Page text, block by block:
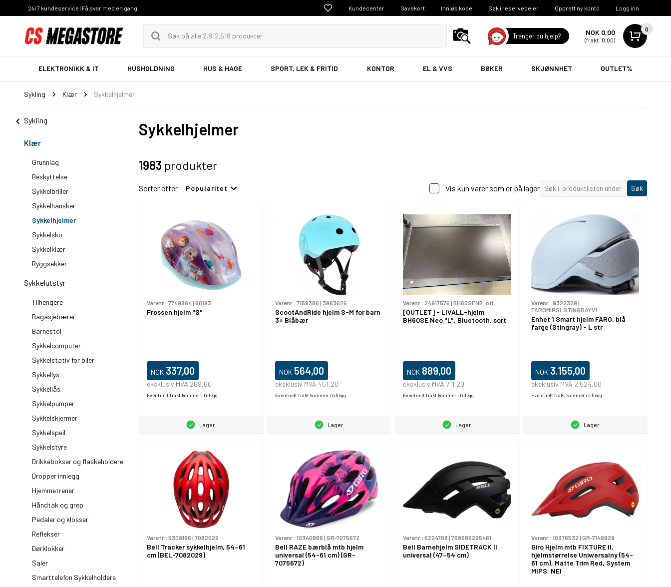
24/7 kundeservice | Få svar med en gang! Kundecenter Gavekort Innløs kode Søk i reservedeler Opprett ny konto Logg inn
Trenger du hjelp? NOK 0,00
(frakt: 0,00)
0
ELEKTRONIKK & IT HUSHOLDNING HUS & HAGE SPORT, LEK & FRITID KONTOR EL & VVS BØKER SKJØNNHET OUTLET%
Sykling Klær Sykkelhjelmer
Sykling
Klær
Grunnlag
Beskyttelse
Sykkelbriller
Sykkelhansker
Sykkelhjelmer
Sykkelsko
Sykkelklær
Ryggsekker
Sykkelutstyr
Tilhengere
Bagasjebærer
Barnestol
Sykkelcomputer
Sykkelstativ for biler
Sykkellys
Sykkellås
Sykkelpumper
Sykkelskjermer
Sykkelspeil
Sykkelstyre
Drikkebokser og flaskeholdere
Dropper innlegg
Hjemmetrener
Håndtak og grep
Pedaler og klosser
Reflekser
Dørklokker
Saler
Smarttelefon Sykkelholdere
Sykkelhjelmer
1983 produkter
Sorter etter Popularitet Vis kun varer som er på lager Søk
Varenr.: 7749864| 60193
Frossen hjelm "S"
NOK 337,00
eksklusiv MVA 269,60
Eventuelt frakt kommer i tillegg.
Lager
Varenr.: 7159386 | 3963626
ScootAndRide hjelm S-M for barn
3+ Blåbær
NOK 564,00
eksklusiv MVA 451,20
Eventuelt frakt kommer i tillegg.
Lager
Varenr.: 24917576 | BH60SENB_otl_
[OUTLET] - LIVALL-hjelm
BH60SE Neo "L", Bluetooth, sort
NOK 889,00
eksklusiv MVA 711,20
Eventuelt frakt kommer i tillegg.
Lager
Varenr.: 9322329 |
FAROMIPSLSTINGRAYV1
Enhet 1 Smart hjelm FARO, blå
farge (Stingray) - L str
NOK 3.155,00
eksklusiv MVA 2.524,00
Eventuelt frakt kommer i tillegg.
Lager
Varenr.: 5309196 | 7082029
Bell Tracker sykkelhjelm, 54–61
cm (BEL-7082029)
Varenr.: 10340866 | GR-7075672
Bell RAZE bærblå mtb hjelm
universal (54-61 cm) (GR-
7075672)
Varenr.: 6224768 | 768686295461
Bell Barnehjelm SIDETRACK II
universal (47–54 cm)
Varenr.: 10376532 | GR-7149929
Giro Hjelm mtb FIXTURE II,
hjelmstørrelse Uniwersalny (54-
61 cm), Matte Trim Red, System
MIPS: NEI